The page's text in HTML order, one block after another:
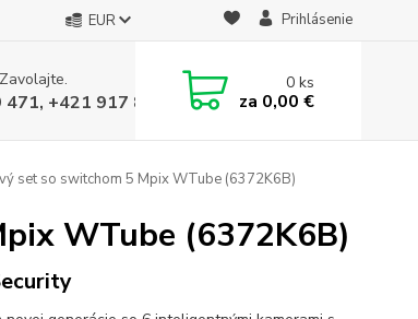
EUR Prihlásenie
471, +421 917 817 905
0ks
za 0,00 €
set so switchom 5 Mpix WTube (6372K6B)
WTube (6372K6B)